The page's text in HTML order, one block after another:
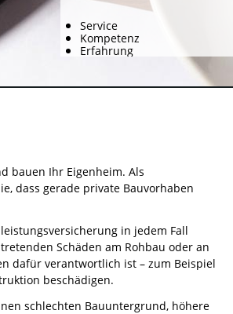
Service
Kompetenz
Erfahrung
bauen Ihr Eigenheim. Als
dass gerade private Bauvorhaben
in jedem Fall
Schäden am Rohbau oder an
dafür verantwortlich ist – zum Beispiel
beschädigen.
schlechten Bauuntergrund, höhere